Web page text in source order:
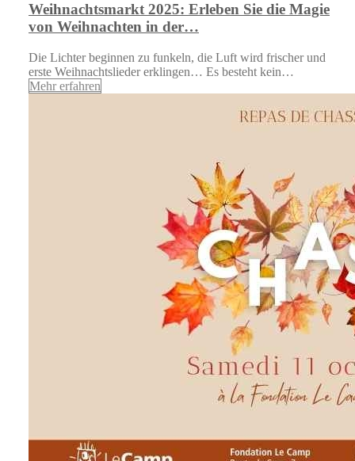
Weihnachtsmarkt 2025: Erleben Sie die Magie
von Weihnachten in der…
Die Lichter beginnen zu funkeln, die Luft wird frischer und
erste Weihnachtslieder erklingen… Es besteht kein…
Mehr erfahren